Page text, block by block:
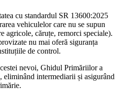
cu standardul SR 13600:2025
vehiculelor care nu se supun
agricole, căruțe, remorci speciale).
nu mai oferă siguranța
de control.
nevoi, Ghidul Primăriilor a
eliminând intermediarii și asigurând